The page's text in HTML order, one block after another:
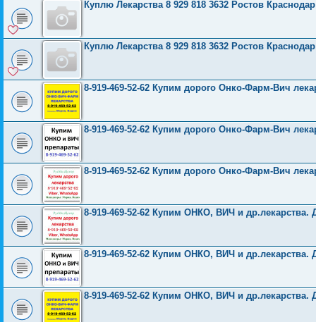
Куплю Лекарства 8 929 818 3632 Ростов
Куплю Лекарства 8 929 818 3632 Ростов
8-919-469-52-62 Купим дорого Онко-Фарм-Вич
8-919-469-52-62 Купим дорого Онко-Фарм-Вич
8-919-469-52-62 Купим дорого Онко-Фарм-Вич
8-919-469-52-62 Купим ОНКО, ВИЧ и др.лекарства.
8-919-469-52-62 Купим ОНКО, ВИЧ и др.лекарства.
8-919-469-52-62 Купим ОНКО, ВИЧ и др.лекарства.